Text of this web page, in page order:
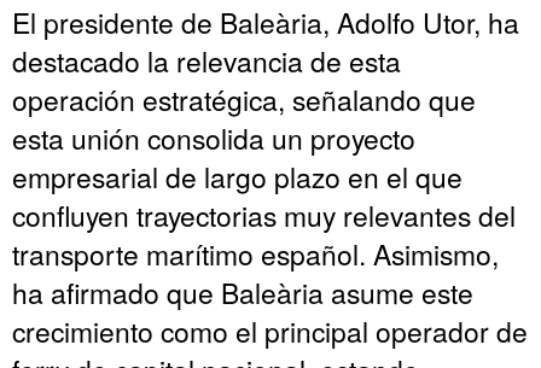
El presidente de Baleària, Adolfo Utor, ha
destacado la relevancia de esta
operación estratégica, señalando que
esta unión consolida un proyecto
empresarial de largo plazo en el que
confluyen trayectorias muy relevantes del
transporte marítimo español. Asimismo,
ha afirmado que Baleària asume este
crecimiento como el principal operador de